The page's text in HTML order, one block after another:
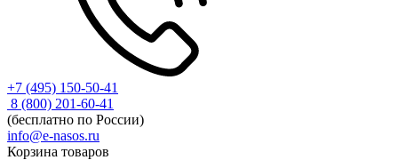
+7 (495) 150-50-41
8 (800) 201-60-41
(бесплатно по России)
info@e-nasos.ru
Корзина товаров